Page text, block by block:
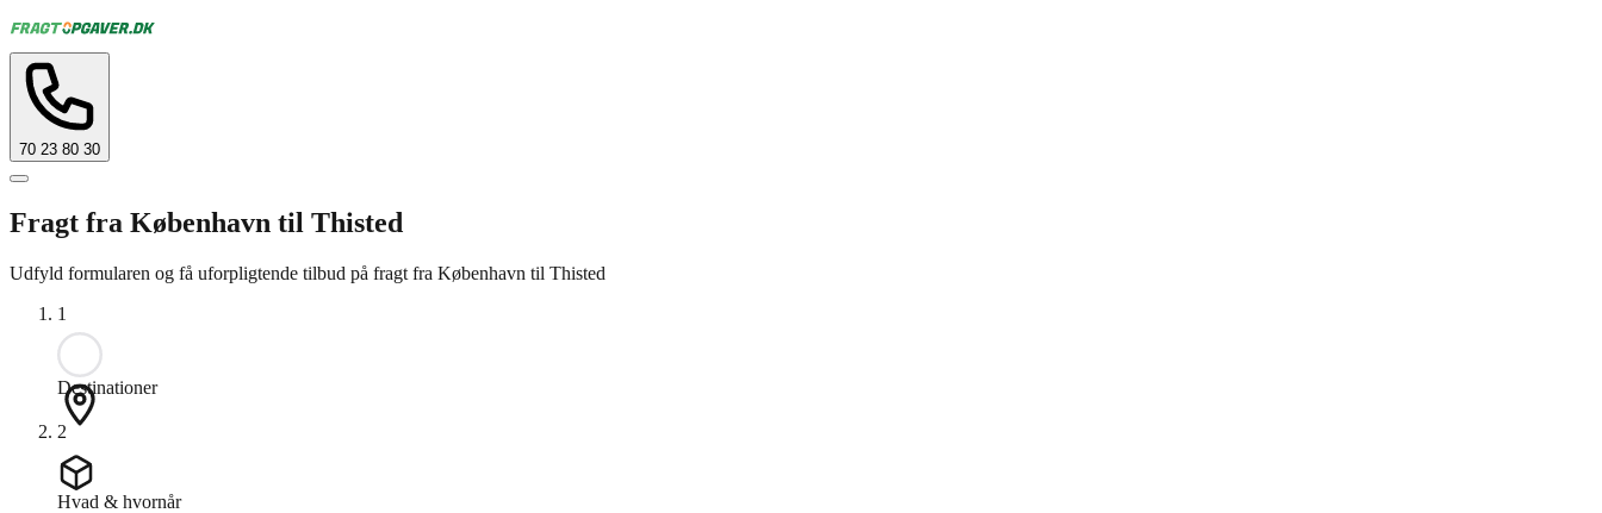
70 23 80 30
Fragt fra København til Thisted
Udfyld formularen og få uforpligtende tilbud på fragt fra København til Thisted
1
Destinationer
2
Hvad & hvornår